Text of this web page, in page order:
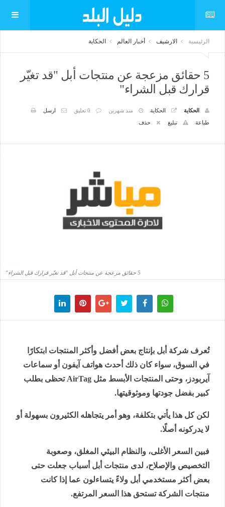
الرئيسية الارشيف أخبار العالم الحكاية
5 حقائق مزعجة عن منتجات أبل "قد تغيّر
قرارك قبل الشراء"
الحكاية الحكاية منذ شهرين 0 تعليق
ارسل
طباعة
تبليغ حذف
5 حقائق مزعجة عن منتجات أبل "قد تغيّر قرارك قبل الشراء"
تُعرف شركة أبل بإنتاج بعض أفضل وأكثر المنتجات ابتكارًا
في السوق، سواء كان ذلك أحدث هواتف آيفون أو سماعات
آيربودز، وحتى المنتجات الأبسط مثل AirTag تحظى بطلب
كبير بفضل جودتها وموثوقيتها.
لكن كل هذا يأتي بتكلفة، وهو أمر يتجاهله الكثيرون بسهولة أو
لا يدركونه أصلًا.
فبين السعر الأغلى، والنظام البيئي المغلق، وصعوبة
التخصيص والإصلاح، لدى منتجات أبل أسباب جعلت حتى
بعض أكثر مستخدمي أبل ولاءً يتساءلون عما إذا كانت
منتجات الشركة تستحق هذا السعر المرتفع.